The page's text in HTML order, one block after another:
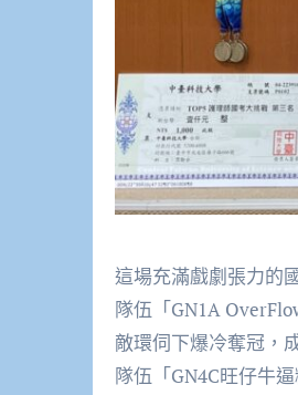
這場充滿戲劇張力的
隊伍「GN1A
敵環伺下爆冷奪冠，
隊伍「GN4C旺仔牛